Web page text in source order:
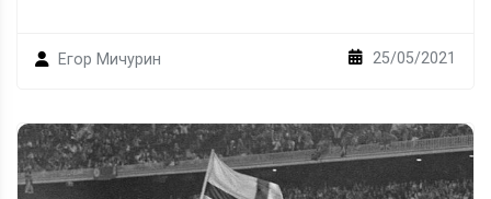
Егор Мичурин 25/05/2021